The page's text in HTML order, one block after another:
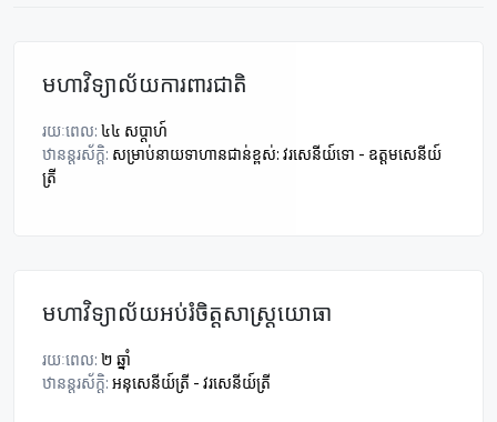
មហាវិទ្យាល័យការពារជាតិ
រយៈពេល: ៤៤ សប្តាហ៍
ឋានន្តរស័ក្តិ: សម្រាប់នាយទាហានជាន់ខ្ពស់: វរសេនីយ៍ទោ - ឧត្តមសេនីយ៍
ត្រី
មហាវិទ្យាល័យអប់រំចិត្តសាស្រ្តយោធា
រយៈពេល: ២ ឆ្នាំ
ឋានន្តរស័ក្តិ: អនុសេនីយ៍ត្រី - វរសេនីយ៍ត្រី